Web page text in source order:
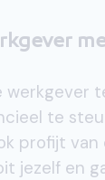
werkgever
te
profijt
jezelf en